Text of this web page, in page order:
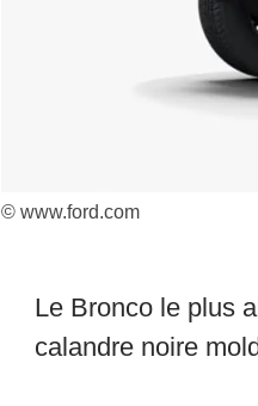
© www.ford.com
Le Bronco le plus
calandre noire